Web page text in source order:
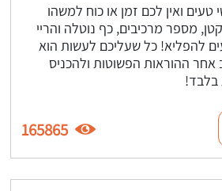
טעים ואין לכם זמן או כוח למשהו
מספר מרכיבים, כף נוטלה והריי
להפליא! כל שעליכם לעשות הוא
אחר ההוראות הפשוטות ולהכניס
בלבד!
165865